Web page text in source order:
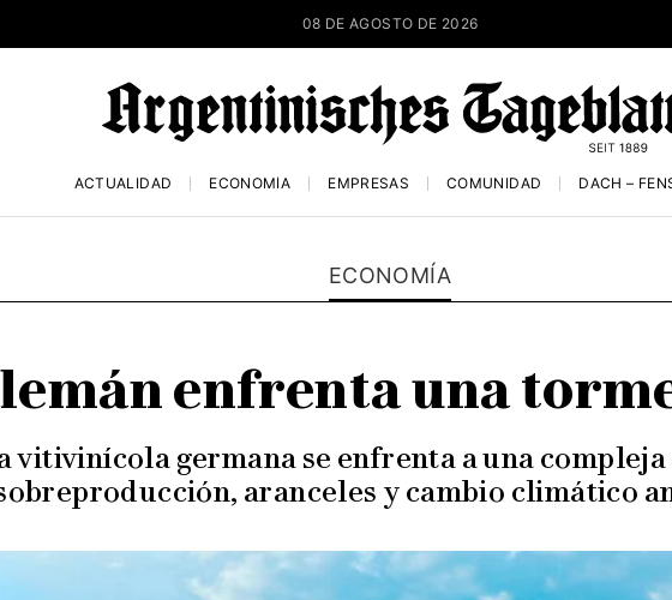
08 DE AGOSTO DE 2026
ACTUALIDAD ECONOMÍA EMPRESAS COMUNIDAD DACH –
ECONOMÍA
enfrenta una
vitivinícola germana se enfrenta a una
aranceles y cambio climático